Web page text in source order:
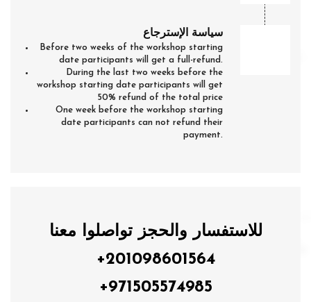
سياسة الإسترجاع
Before two weeks of the workshop starting
date participants will get a full-refund.
During the last two weeks before the
workshop starting date participants will get
50% refund of the total price
One week before the workshop starting
date participants can not refund their
payment.
للاستفسار والحجز تواصلوا معنا
+201098601564
+971505574985